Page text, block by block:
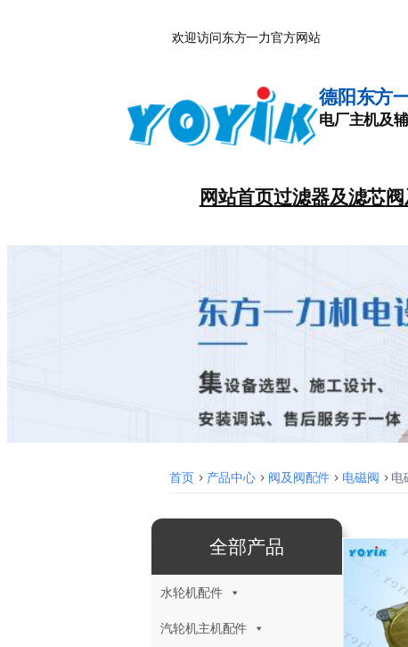
欢迎访问东方一力官方网站
德阳东方
电厂主机及
网站首页过滤器及滤芯
首页> 产品中心 > 阀及阀配件 > 电磁阀 > 电
全部产品
水轮机配件
汽轮机主机配件